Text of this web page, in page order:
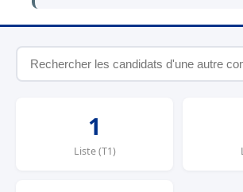
1
Liste (T1)